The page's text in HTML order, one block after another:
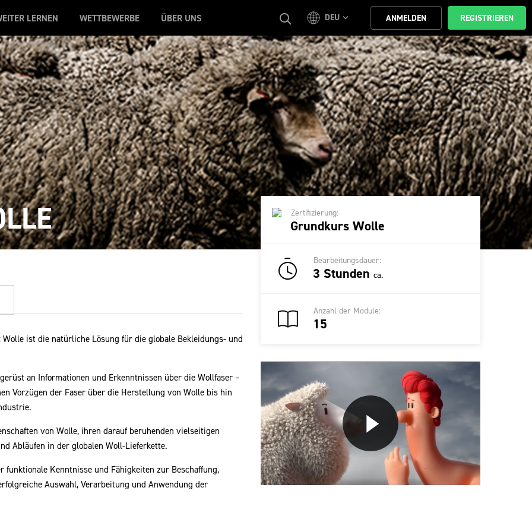
LERNEN WETTBEWERBE ÜBER UNS DEU ANMELDEN REGISTRIEREN
ist die natürliche Lösung für die globale Bekleidungs- und
an Informationen und Erkenntnissen über die Wollfaser –
Vorzügen der Faser über die Herstellung von Wolle bis hin
von Wolle, ihren darauf beruhenden vielseitigen
Abläufen in der globalen Woll-Lieferkette.
funktionale Kenntnisse und Fähigkeiten zur Beschaffung,
Auswahl, Verarbeitung und Anwendung der
Zertifizierung:
Grundkurs Wolle
Bearbeitungsdauer:
3 Stunden ca.
Anzahl der Module:
15